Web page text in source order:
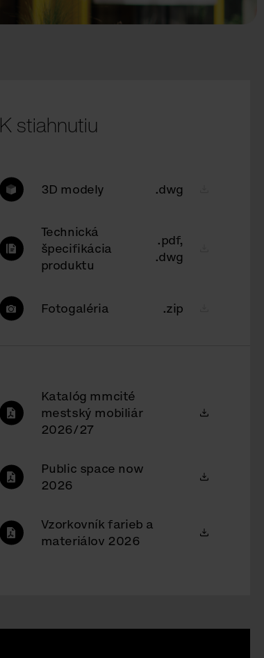
K stiahnutiu
3D modely .dwg
Technická
špecifikácia
produktu
.pdf,
.dwg
Fotogaléria .zip
Katalóg mmcité
mestský mobiliár
2026/27
Public space now
2026
Vzorkovník farieb a
materiálov 2026